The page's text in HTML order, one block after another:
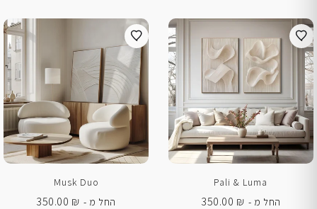
Pali & Luma
החל מ -
350.00 ₪
Musk Duo
החל מ -
350.00 ₪